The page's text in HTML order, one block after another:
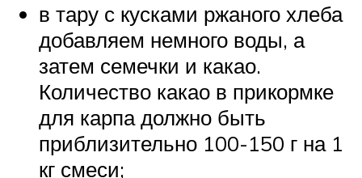
в тару с кусками ржаного хлеба
добавляем немного воды, а
затем семечки и какао.
Количество какао в прикормке
для карпа должно быть
приблизительно 100-150 г на 1
кг смеси;